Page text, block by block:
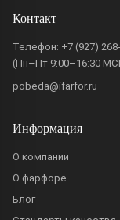
Контакт
Телефон: +7 (927)
(Пн–Пт 9:00–16:30
pobeda@ifarfor.ru
Информация
О компании
О фарфоре
Блог